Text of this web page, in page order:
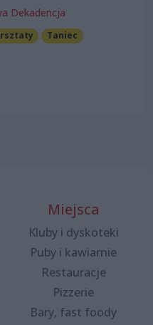
Dekadencja
Taniec
Miejsca
Kluby i dyskoteki
Puby i kawiarnie
Restauracje
Pizzerie
Bary, fast foody